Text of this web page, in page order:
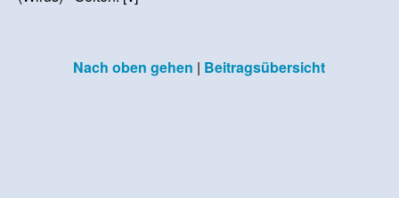
Nach oben gehen | Beitragsübersicht